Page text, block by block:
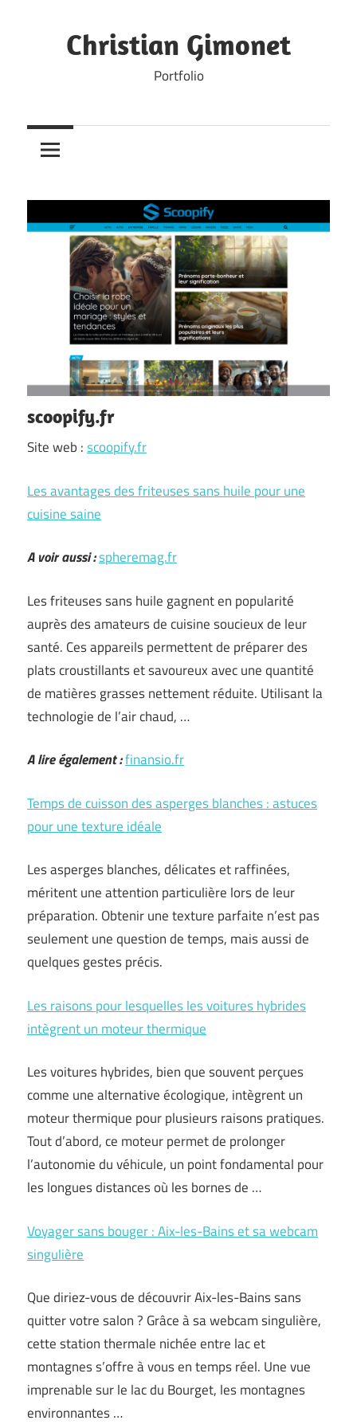
contentChristian Gimonet
Portfolio
scoopify.fr
Site web :scoopify.fr
Les avantages des friteuses sans huile pour une
cuisine saine
A voir aussi :spheremag.fr
Les friteuses sans huile gagnent en popularité
auprès des amateurs de cuisine soucieux de leur
santé. Ces appareils permettent de préparer des
plats croustillants et savoureux avec une quantité
de matières grasses nettement réduite. Utilisant la
technologie de l’air chaud, …
A lire également :finansio.fr
Temps de cuisson des asperges blanches : astuces
pour une texture idéale
Les asperges blanches, délicates et raffinées,
méritent une attention particulière lors de leur
préparation. Obtenir une texture parfaite n’est pas
seulement une question de temps, mais aussi de
quelques gestes précis.
Les raisons pour lesquelles les voitures hybrides
intègrent un moteur thermique
Les voitures hybrides, bien que souvent perçues
comme une alternative écologique, intègrent un
moteur thermique pour plusieurs raisons pratiques.
Tout d’abord, ce moteur permet de prolonger
l’autonomie du véhicule, un point fondamental pour
les longues distances où les bornes de …
Voyager sans bouger : Aix-les-Bains et sa webcam
singulière
Que diriez-vous de découvrir Aix-les-Bains sans
quitter votre salon ? Grâce à sa webcam singulière,
cette station thermale nichée entre lac et
montagnes s’offre à vous en temps réel. Une vue
imprenable sur le lac du Bourget, les montagnes
environnantes …